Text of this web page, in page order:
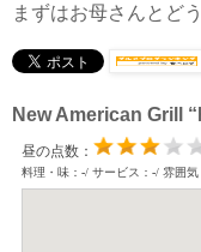
まずはお母さんとどう
New American Grill